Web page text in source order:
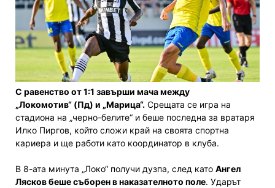
С равенство от 1:1 завърши мача между
„Локомотив“ (Пд) и „Марица“. Срещата се игра на
стадиона на „черно-белите“ и беше последна за вратаря
Илко Пиргов, който сложи край на своята спортна
кариера и ще работи като координатор в клуба.
В 8-ата минута „Локо“ получи дузпа, след като Ангел
Лясков беше съборен в наказателното поле. Ударът